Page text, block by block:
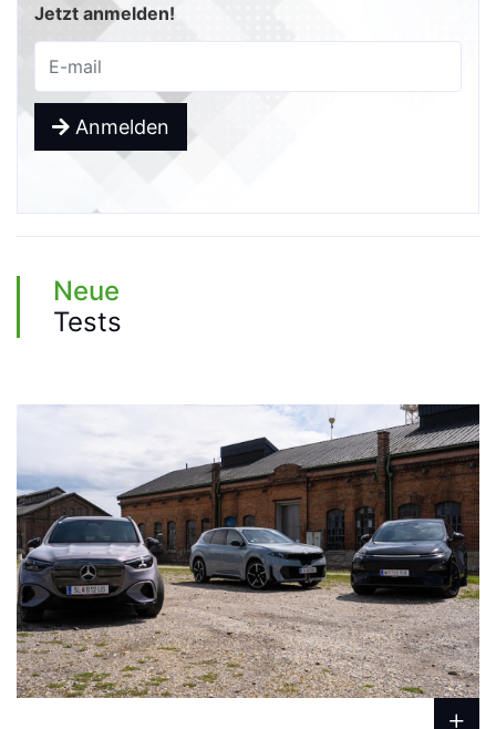
Jetzt anmelden!
Anmelden
Neue
Tests